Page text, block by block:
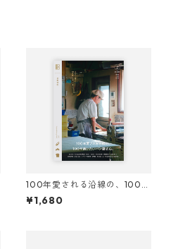
100年愛される沿線の、100年
通いたいパン屋さん。｜Proje
ct Bakery ZINE
¥1,680